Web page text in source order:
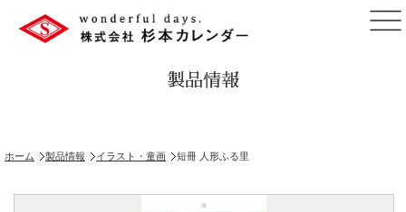
製品情報
ホーム 製品情報 イラスト・童画 短冊 人形ふる里